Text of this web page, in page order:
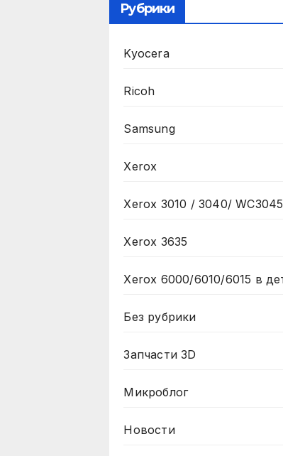
Рубрики
Kyocera
Ricoh
Samsung
Xerox
Xerox 3010 / 3040/
Xerox 3635
Xerox 6000/6010/6015 в
Без рубрики
Запчасти 3D
Микроблог
Новости